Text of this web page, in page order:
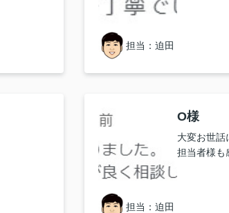
担当：迫田
O様
大変お世話
担当者様も
担当：迫田